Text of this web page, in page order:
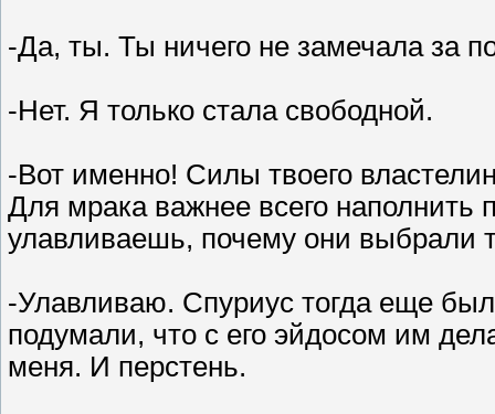
-Да, ты. Ты ничего не замечала за
-Нет. Я только стала свободной.
-Вот именно! Силы твоего
Для мрака важнее всего наполнить
улавливаешь, почему они выбрали
-Улавливаю. Спуриус тогда еще
подумали, что с его эйдосом им
меня. И перстень.